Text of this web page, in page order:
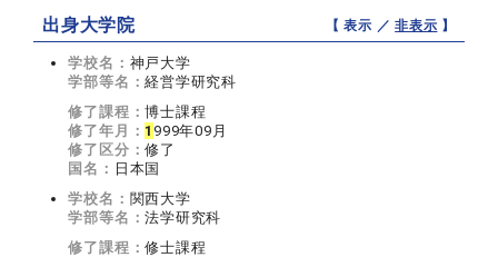
出身大学院 【 表示 ／非表示 】
学校名： 神戸大学
学部等名：経営学研究科
修了課程：博士課程
修了年月： 1 999年09月
修了区分：修了
国名： 日本国
学校名： 関西大学
学部等名：法学研究科
修了課程：修士課程